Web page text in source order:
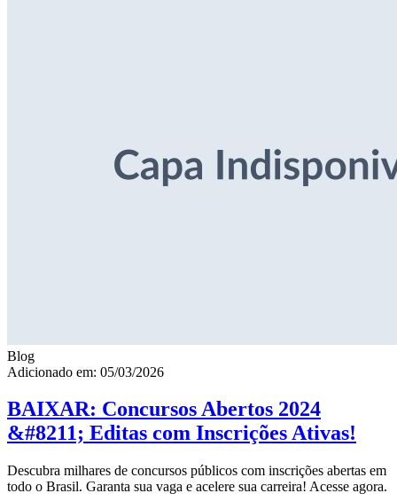
Blog
Adicionado em: 05/03/2026
BAIXAR: Concursos Abertos 2024
&#8211; Editas com Inscrições Ativas!
Descubra milhares de concursos públicos com inscrições abertas em
todo o Brasil. Garanta sua vaga e acelere sua carreira! Acesse agora.